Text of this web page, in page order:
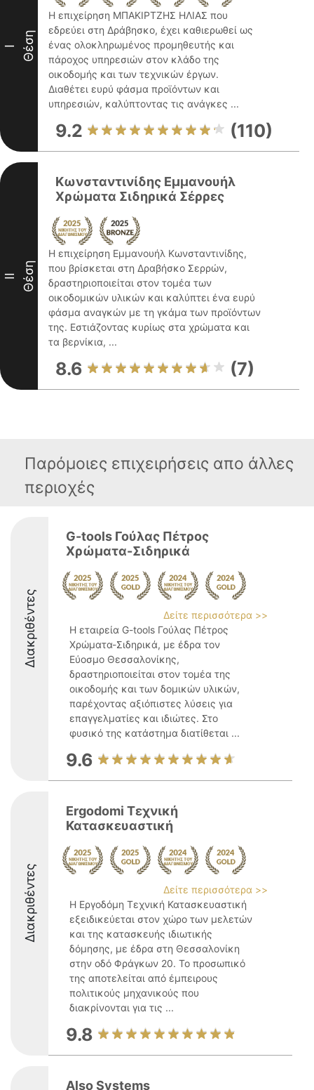
I Θέση
Η επιχείρηση ΜΠΑΚΙΡΤΖΗΣ ΗΛΙΑΣ που
εδρεύει στη Δράβησκο, έχει καθιερωθεί ως
ένας ολοκληρωμένος προμηθευτής και
πάροχος υπηρεσιών στον κλάδο της
οικοδομής και των τεχνικών έργων.
Διαθέτει ευρύ φάσμα προϊόντων και
υπηρεσιών, καλύπτοντας τις ανάγκες ...
9.2 (110)
II Θέση
Κωνσταντινίδης Εμμανουήλ
Χρώματα Σιδηρικά Σέρρες
Η επιχείρηση Εμμανουήλ Κωνσταντινίδης,
που βρίσκεται στη Δραβήσκο Σερρών,
δραστηριοποιείται στον τομέα των
οικοδομικών υλικών και καλύπτει ένα ευρύ
φάσμα αναγκών με τη γκάμα των προϊόντων
της. Εστιάζοντας κυρίως στα χρώματα και
τα βερνίκια, ...
8.6 (7)
Παρόμοιες επιχειρήσεις απο άλλες
περιοχές
Διακριθέντες
G-tools Γούλας Πέτρος
Χρώματα-Σιδηρικά
Δείτε περισσότερα >>
Η εταιρεία G-tools Γούλας Πέτρος
Χρώματα-Σιδηρικά, με έδρα τον
Εύοσμο Θεσσαλονίκης,
δραστηριοποιείται στον τομέα της
οικοδομής και των δομικών υλικών,
παρέχοντας αξιόπιστες λύσεις για
επαγγελματίες και ιδιώτες. Στο
φυσικό της κατάστημα διατίθεται ...
9.6
Διακριθέντες
Ergodomi Τεχνική
Κατασκευαστική
Δείτε περισσότερα >>
Η Εργοδόμη Τεχνική Κατασκευαστική
εξειδικεύεται στον χώρο των μελετών
και της κατασκευής ιδιωτικής
δόμησης, με έδρα στη Θεσσαλονίκη
στην οδό Φράγκων 20. Το προσωπικό
της αποτελείται από έμπειρους
πολιτικούς μηχανικούς που
διακρίνονται για τις ...
9.8
Also Systems